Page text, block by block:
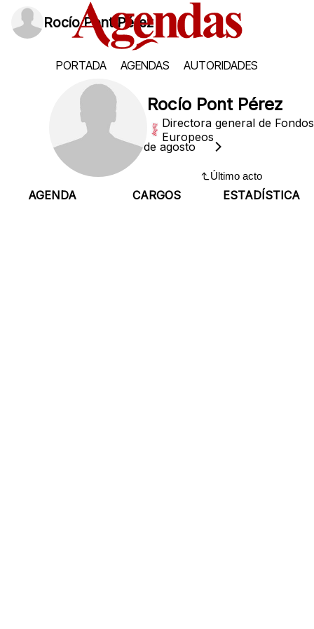
Rocío Pont Pérez
PORTADA AGENDAS AUTORIDADES
Rocío Pont Pérez
Directora general de Fondos
Europeos
AGENDA CARGOS ESTADÍSTICA
Sábado, 8 de agosto
Último acto